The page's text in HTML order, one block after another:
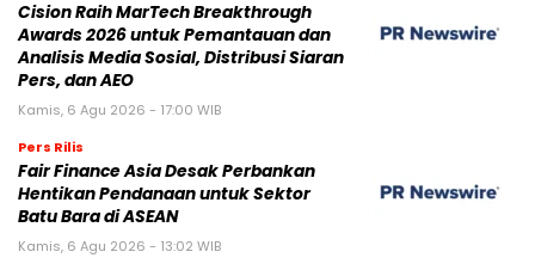
Cision Raih MarTech Breakthrough
Awards 2026 untuk Pemantauan dan
Analisis Media Sosial, Distribusi Siaran
Pers, dan AEO
Kamis, 6 Agu 2026 - 17:00 WIB
Pers Rilis
Fair Finance Asia Desak Perbankan
Hentikan Pendanaan untuk Sektor
Batu Bara di ASEAN
Kamis, 6 Agu 2026 - 13:02 WIB